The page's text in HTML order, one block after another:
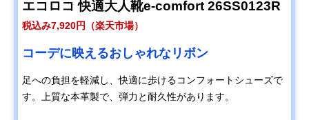
エコロコ 快適大人靴e-comfort 26SS0123R
税込み7,920円（楽天市場）
コーデに映えるおしゃれなリボン
足への負担を軽減し、快適に歩けるコンフォートシューズで
す。上質な本革製で、弾力と耐久性があります。